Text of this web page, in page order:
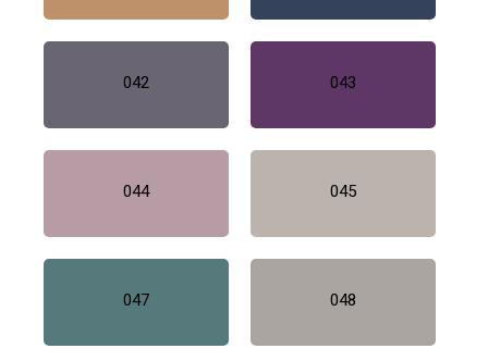
042 043
044 045
047 048